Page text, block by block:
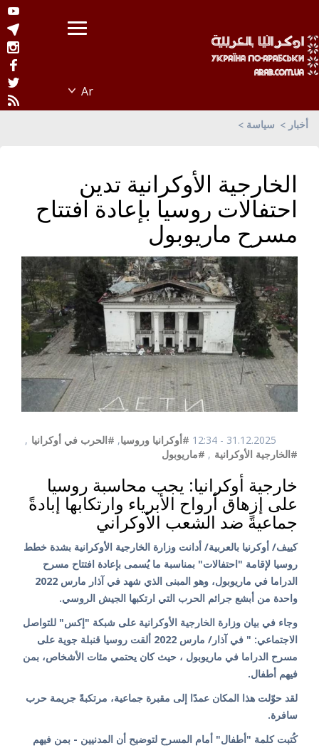
أخبار سياسة
الخارجية الأوكرانية تدين
احتفالات روسيا بإعادة افتتاح
مسرح ماريوبول
31.12.2025 - 12:34 #أوكرانيا وروسيا, #الحرب في أوكرانيا ,
#الخارجية الأوكرانية , #ماريوبول
خارجية أوكرانيا: يجب محاسبة روسيا
على إزهاق أرواح الأبرياء وارتكابها إبادةً
جماعيةً ضد الشعب الأوكراني
كييف/ أوكرنيا بالعربية/ أدانت وزارة الخارجية الأوكرانية بشدة خطط
روسيا لإقامة "احتفالات" بمناسبة ما يُسمى بإعادة افتتاح مسرح
الدراما في ماريوبول، وهو المبنى الذي شهد في آذار مارس 2022
واحدة من أبشع جرائم الحرب التي ارتكبها الجيش الروسي.
وجاء في بيان وزارة الخارجية الأوكرانية على شبكة "إكس" للتواصل
الاجتماعي: " في آذار/ مارس 2022 ألقت روسيا قنبلة جوية على
مسرح الدراما في ماريوبول ، حيث كان يحتمي مئات الأشخاص، بمن
فيهم أطفال.
لقد حوّلت هذا المكان عمدًا إلى مقبرة جماعية، مرتكبةً جريمة حرب
سافرة.
كُتبت كلمة "أطفال" أمام المسرح لتوضيح أن المدنيين - بمن فيهم